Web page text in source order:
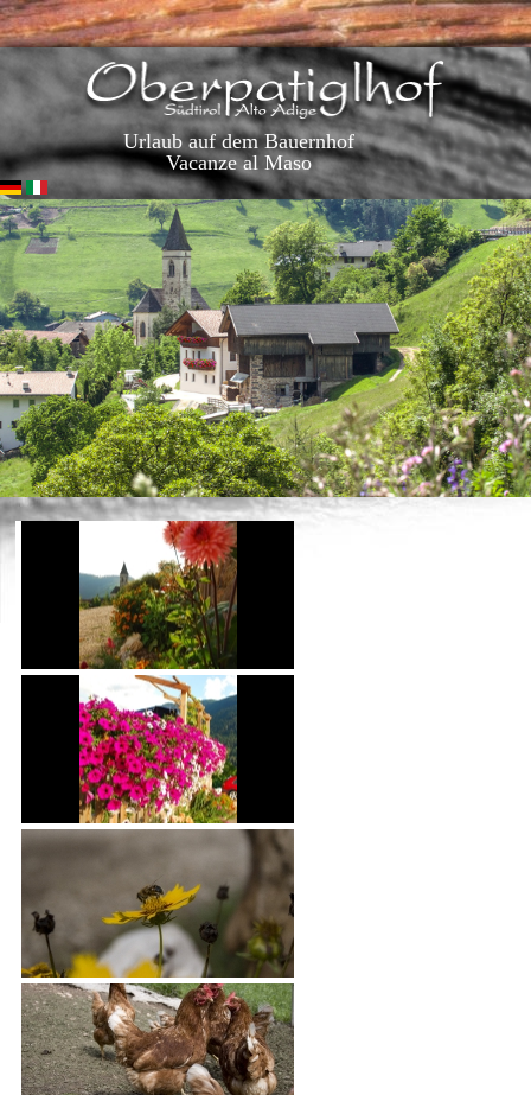
Urlaub auf dem Bauernhof
Vacanze al Maso